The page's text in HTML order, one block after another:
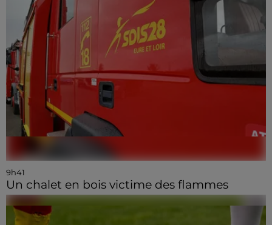
9h41
Un chalet en bois victime des flammes